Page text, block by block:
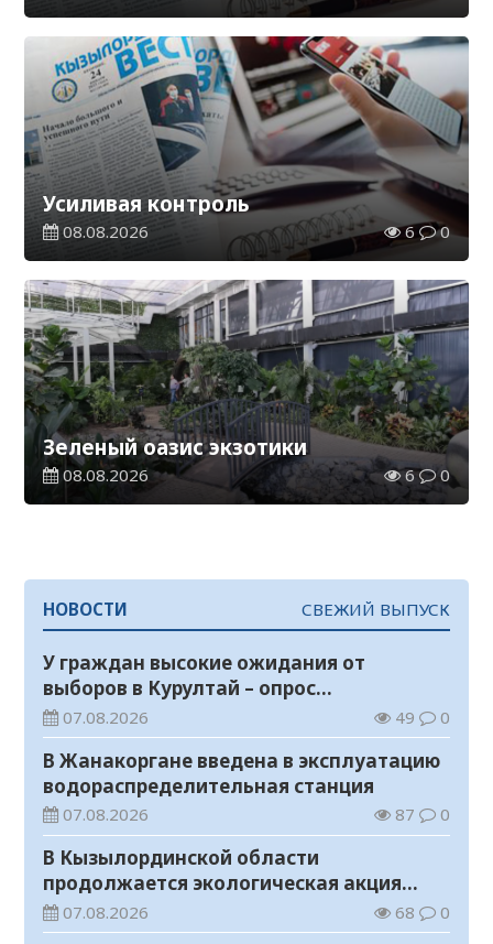
Усиливая контроль
08.08.2026 6 0
Зеленый оазис экзотики
08.08.2026 6 0
НОВОСТИ СВЕЖИЙ ВЫПУСК
У граждан высокие ожидания от
выборов в Курултай – опрос
общественного мнения
07.08.2026 49 0
В Жанакоргане введена в эксплуатацию
водораспределительная станция
07.08.2026 87 0
В Кызылординской области
продолжается экологическая акция
«Таза Қазақстан»
07.08.2026 68 0